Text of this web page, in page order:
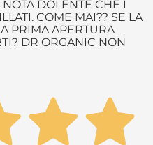
DOLENTE CHE I
COME MAI?? SE LA
PRIMA APERTURA
DR ORGANIC NON